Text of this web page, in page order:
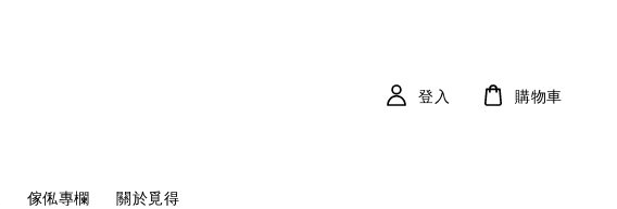
傢俬專欄 關於覓得
登入 購物車